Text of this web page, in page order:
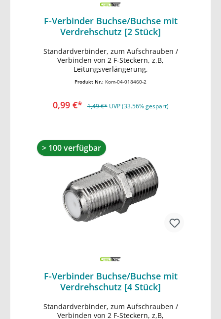
F-Verbinder Buchse/Buchse mit
Verdrehschutz [2 Stück]
Standardverbinder, zum Aufschrauben /
Verbinden von 2 F-Steckern, z,B,
Leitungsverlängerung,
Produkt Nr.: Kom-04-018460-2
0,99 €* 1,49 €* UVP (33.56% gespart)
In den Warenkorb
> 100 verfügbar
F-Verbinder Buchse/Buchse mit
Verdrehschutz [4 Stück]
Standardverbinder, zum Aufschrauben /
Verbinden von 2 F-Steckern, z,B,
In den Warenkorb